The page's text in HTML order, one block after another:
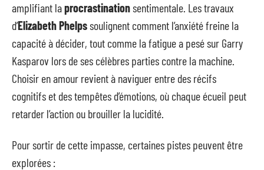
amplifiant laprocrastinationsentimentale. Les travaux
d’Elizabeth Phelpssoulignent comment l’anxiété freine la
capacité à décider, tout comme la fatigue a pesé sur Garry
Kasparov lors de ses célèbres parties contre la machine.
Choisir en amour revient à naviguer entre des récifs
cognitifs et des tempêtes d’émotions, où chaque écueil peut
retarder l’action ou brouiller la lucidité.
Pour sortir de cette impasse, certaines pistes peuvent être
explorées :